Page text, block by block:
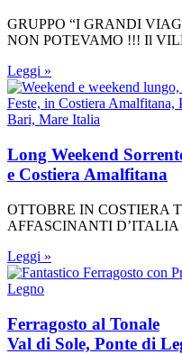
GRUPPO “I GRANDI
NON POTEVAMO !!! Il
Leggi »
Long Weekend
e Costiera Amalfitana
OTTOBRE IN COSTIERA
AFFASCINANTI D’ITALIA
Leggi »
Ferragosto al Tonale
Val di Sole, Ponte di